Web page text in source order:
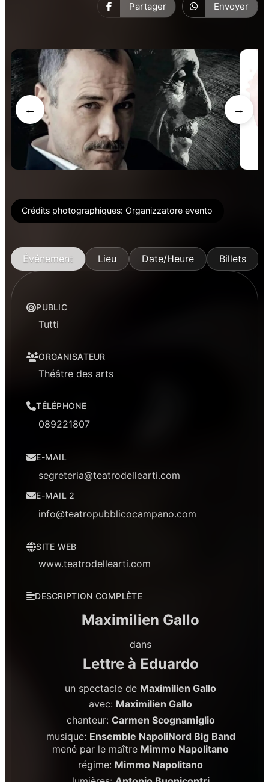
Partager Envoyer
← →
Crédits photographiques: Organizzatore evento
Événement Lieu Date/Heure Billets
PUBLIC
Tutti
ORGANISATEUR
Théâtre des arts
TÉLÉPHONE
089221807
E-MAIL
segreteria@teatrodellearti.com
E-MAIL 2
info@teatropubblicocampano.com
SITE WEB
www.teatrodellearti.com
DESCRIPTION COMPLÈTE
Maximilien Gallo
dans
Lettre à Eduardo
un spectacle de Maximilien Gallo
avec: Maximilien Gallo
chanteur: Carmen Scognamiglio
musique: Ensemble NapoliNord Big Band
mené par le maître Mimmo Napolitano
régime: Mimmo Napolitano